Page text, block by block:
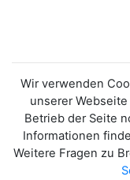
Wir verwenden
unserer
Betrieb der Seite
Informationen
Weitere Fragen zu